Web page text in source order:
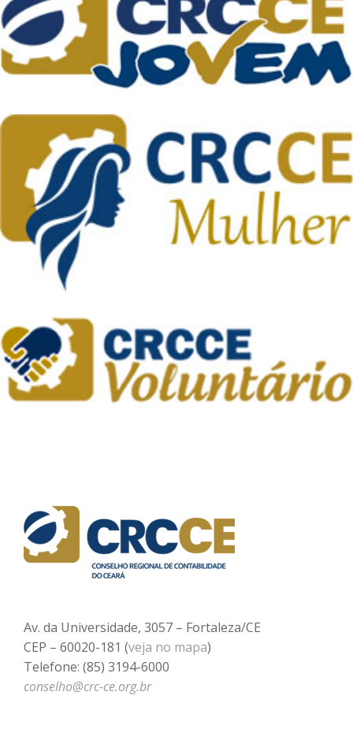
Av. da Universidade, 3057 – Fortaleza/CE
CEP – 60020-181 (veja no mapa)
Telefone: (85) 3194-6000
conselho@crc-ce.org.br